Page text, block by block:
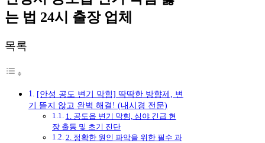
는 법 24시 출장 업체
목록
[안성 공도 변기 막힘] 딱딱한 방향제, 변
기 뜯지 않고 완벽 해결! (내시경 전문)
1. 공도읍 변기 막힘, 심야 긴급 현
장 출동 및 초기 진단
2. 정확한 원인 파악을 위한 필수 과